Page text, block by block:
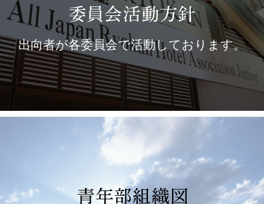
出向者が各委員会で活動しております。